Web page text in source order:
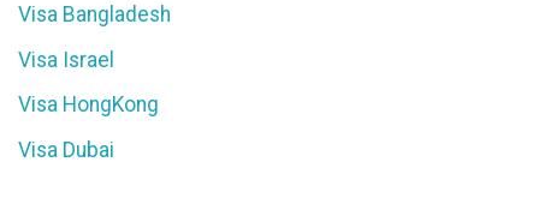
Visa Bangladesh
Visa Israel
Visa HongKong
Visa Dubai